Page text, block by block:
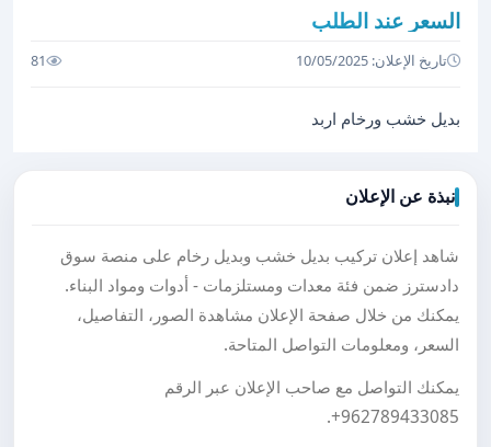
السعر عند الطلب
تاريخ الإعلان: 10/05/2025 81
بديل خشب ورخام اربد
نبذة عن الإعلان
شاهد إعلان تركيب بديل خشب وبديل رخام على منصة سوق
دادسترز ضمن فئة معدات ومستلزمات - أدوات ومواد البناء.
يمكنك من خلال صفحة الإعلان مشاهدة الصور، التفاصيل،
السعر، ومعلومات التواصل المتاحة.
يمكنك التواصل مع صاحب الإعلان عبر الرقم
+962789433085
.